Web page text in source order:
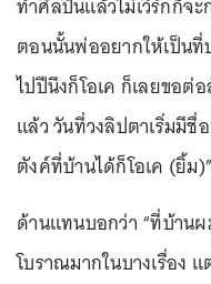
ตอนนั้นพ่ออยากให้เป็นที่
ไปปีนึงก็โอเค ก็เลยขอต่
แล้ว วันที่วงลิปตาเริ่มมีชื่
ตังค์ที่บ้านได้ก็โอเค (ยิ้ม)”
ด้านแทนบอกว่า “ที่บ้าน
โบราณมากในบางเรื่อง